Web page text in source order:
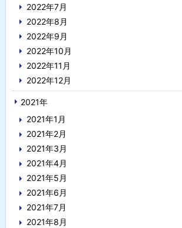
2022年7月
2022年8月
2022年9月
2022年10月
2022年11月
2022年12月
2021年
2021年1月
2021年2月
2021年3月
2021年4月
2021年5月
2021年6月
2021年7月
2021年8月